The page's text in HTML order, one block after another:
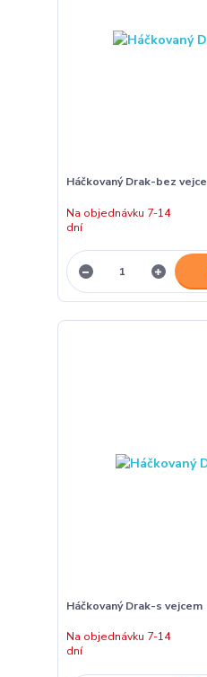
Háčkovaný Drak-bez vejce
Na objednávku 7-14
dní
Háčkovaný Drak-s vejcem
Na objednávku 7-14
dní